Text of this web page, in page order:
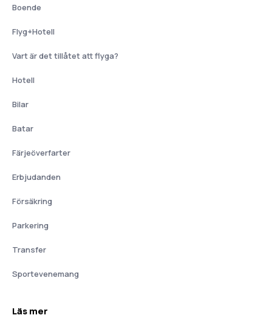
Boende
Flyg+Hotell
Vart är det tillåtet att flyga?
Hotell
Bilar
Batar
Färjeöverfarter
Erbjudanden
Försäkring
Parkering
Transfer
Sportevenemang
Läs mer